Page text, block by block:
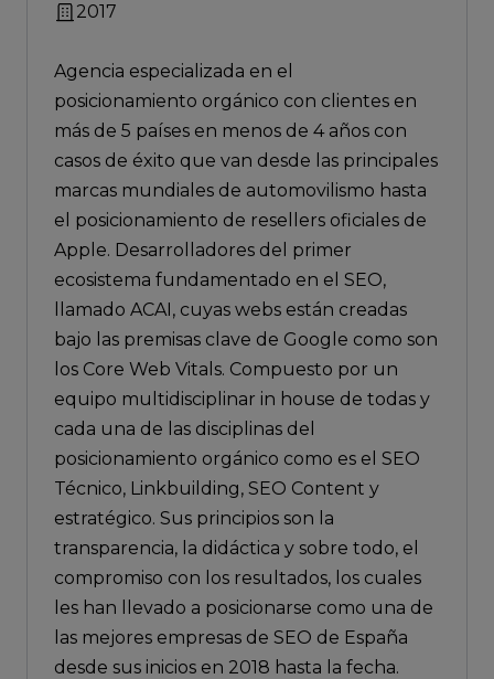
2017
Agencia especializada en el
posicionamiento orgánico con clientes en
más de 5 países en menos de 4 años con
casos de éxito que van desde las principales
marcas mundiales de automovilismo hasta
el posicionamiento de resellers oficiales de
Apple. Desarrolladores del primer
ecosistema fundamentado en el SEO,
llamado ACAI, cuyas webs están creadas
bajo las premisas clave de Google como son
los Core Web Vitals. Compuesto por un
equipo multidisciplinar in house de todas y
cada una de las disciplinas del
posicionamiento orgánico como es el SEO
Técnico, Linkbuilding, SEO Content y
estratégico. Sus principios son la
transparencia, la didáctica y sobre todo, el
compromiso con los resultados, los cuales
les han llevado a posicionarse como una de
las mejores empresas de SEO de España
desde sus inicios en 2018 hasta la fecha.